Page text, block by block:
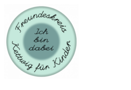
Zum
Inhalt
springen